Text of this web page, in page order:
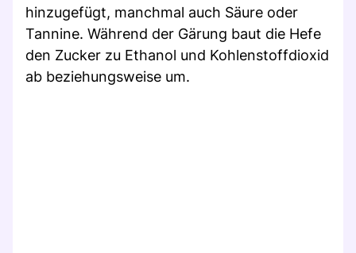
hinzugefügt, manchmal auch Säure oder
Tannine. Während der Gärung baut die Hefe
den Zucker zu Ethanol und Kohlenstoffdioxid
ab beziehungsweise um.